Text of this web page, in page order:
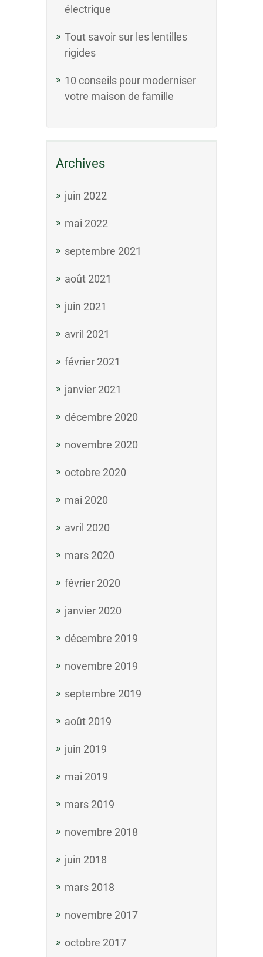
électrique
Tout savoir sur les lentilles
rigides
10 conseils pour moderniser
votre maison de famille
Archives
juin 2022
mai 2022
septembre 2021
août 2021
juin 2021
avril 2021
février 2021
janvier 2021
décembre 2020
novembre 2020
octobre 2020
mai 2020
avril 2020
mars 2020
février 2020
janvier 2020
décembre 2019
novembre 2019
septembre 2019
août 2019
juin 2019
mai 2019
mars 2019
novembre 2018
juin 2018
mars 2018
novembre 2017
octobre 2017